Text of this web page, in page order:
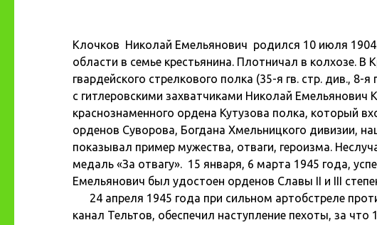
Клочков Николай Емельянович родился 10 июля
области в семье крестьянина. Плотничал в колхозе.
гвардейского стрелкового полка (35-я гв. стр. див., 8-
с гитлеровскими захватчиками Николай Емельянович
краснознаменного ордена Кутузова полка, который
орденов Суворова, Богдана Хмельницкого дивизии,
показывал пример мужества, отваги, героизма.
медаль «За отвагу». 15 января, 6 марта 1945 года,
Емельянович был удостоен орденов Славы II и III
24 апреля 1945 года при сильном артобстреле
канал Тельтов, обеспечил наступление пехоты, за